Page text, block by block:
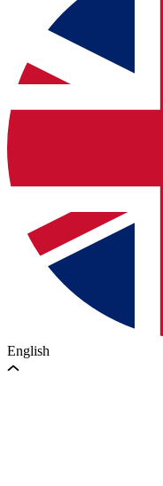
English